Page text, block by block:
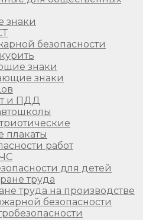
знаки
безопасности
знаки
знаки
и ПДД
плакаты
работ
для детей
труда
труда на производстве
безопасности